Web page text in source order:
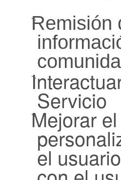
-.
Remisión
-.
Servicio
-.
Mejorar
el